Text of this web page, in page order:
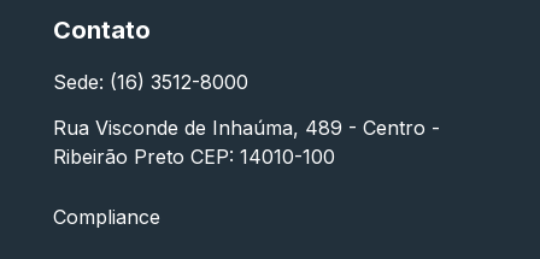
Contato
Sede: (16) 3512-8000
Rua Visconde de Inhaúma, 489 - Centro -
Ribeirão Preto CEP: 14010-100
Compliance